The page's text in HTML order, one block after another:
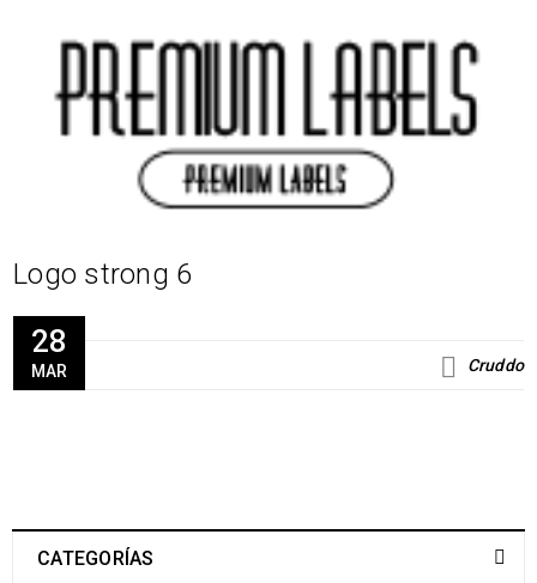
Logo strong 6
28
MAR Cruddo
CATEGORÍAS